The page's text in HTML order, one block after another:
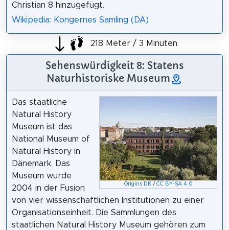
Christian 8 hinzugefügt.
Wikipedia: Kongernes Samling (DA)
218 Meter / 3 Minuten
Sehenswürdigkeit 8: Statens
Naturhistoriske Museum
Origins DK / CC BY-SA 4.0
Das staatliche
Natural History
Museum ist das
National Museum of
Natural History in
Dänemark. Das
Museum wurde
2004 in der Fusion
von vier wissenschaftlichen Institutionen zu einer
Organisationseinheit. Die Sammlungen des
staatlichen Natural History Museum gehören zum